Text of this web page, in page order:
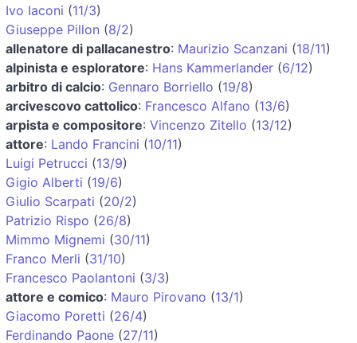
Ivo Iaconi (11/3)
Giuseppe Pillon (8/2)
allenatore di pallacanestro: Maurizio Scanzani (18/11)
alpinista e esploratore: Hans Kammerlander (6/12)
arbitro di calcio: Gennaro Borriello (19/8)
arcivescovo cattolico: Francesco Alfano (13/6)
arpista e compositore: Vincenzo Zitello (13/12)
attore: Lando Francini (10/11)
Luigi Petrucci (13/9)
Gigio Alberti (19/6)
Giulio Scarpati (20/2)
Patrizio Rispo (26/8)
Mimmo Mignemi (30/11)
Franco Merli (31/10)
Francesco Paolantoni (3/3)
attore e comico: Mauro Pirovano (13/1)
Giacomo Poretti (26/4)
Ferdinando Paone (27/11)